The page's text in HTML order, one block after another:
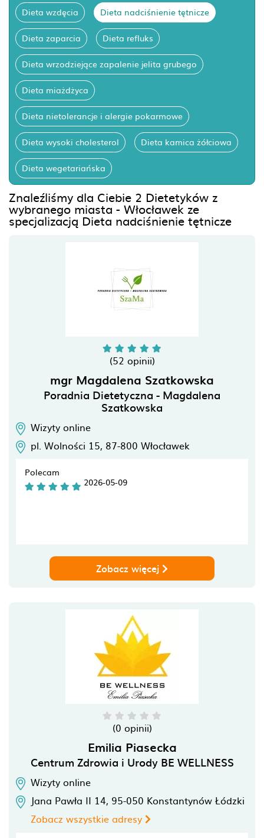
Dieta wzdęcia Dieta nadciśnienie tętnicze
Dieta zaparcia Dieta refluks
Dieta wrzodziejące zapalenie jelita grubego
Dieta miażdżyca
Dieta nietolerancje i alergie pokarmowe
Dieta wysoki cholesterol Dieta kamica żółciowa
Dieta wegetariańska
Znaleźliśmy dla Ciebie 2 Dietetyków z
wybranego miasta - Włocławek ze
specjalizacją Dieta nadciśnienie tętnicze
(52 opinii)
mgr Magdalena Szatkowska
Poradnia Dietetyczna - Magdalena
Szatkowska
Wizyty online
pl. Wolności 15, 87-800 Włocławek
Polecam
2026-05-09
Zobacz więcej
(0 opinii)
Emilia Piasecka
Centrum Zdrowia i Urody BE WELLNESS
Wizyty online
Jana Pawła II 14, 95-050 Konstantynów Łódzki
Zobacz wszystkie adresy